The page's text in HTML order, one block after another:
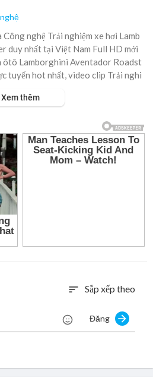
nghệ Trải nghiệm xe hơi Lamb
duy nhất tại Việt Nam Full HD mới
ôtô Lamborghini Aventador Roadst
tuyến hot nhất, video clip Trải nghi
Xem thêm
sort Sắp xếp theo
Đăng